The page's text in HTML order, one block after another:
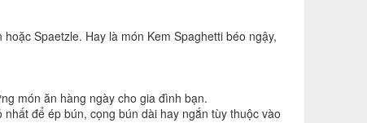
Spaetzle. Hay là món Kem Spaghetti béo ngậy,
món ăn hàng ngày cho gia đình bạn.
để ép bún, cọng bún dài hay ngắn tùy thuộc vào